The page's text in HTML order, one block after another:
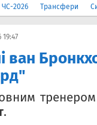
ЧС-2026 Трансфери
ван
.